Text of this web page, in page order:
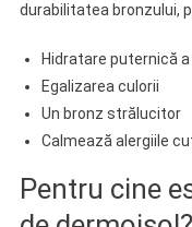
durabilitatea bronzului,
Hidratare puternică a
Egalizarea culorii
Un bronz strălucitor
Calmează alergiile
Pentru cine